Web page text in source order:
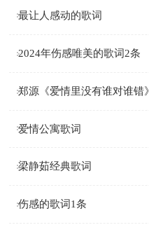
最让人感动的歌词
2024年伤感唯美的歌词2条
郑源《爱情里没有谁对谁错
爱情公寓歌词
梁静茹经典歌词
伤感的歌词1条